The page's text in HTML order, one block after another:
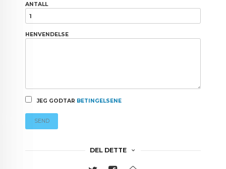
ANTALL
HENVENDELSE
JEG GODTAR BETINGELSENE
SEND
DEL DETTE